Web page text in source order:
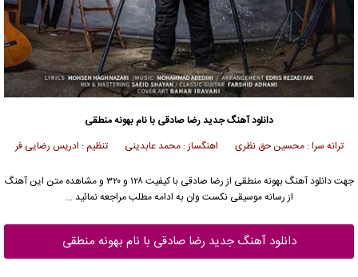
دانلود آهنگ جدیدرضا صادقی با نام بهونه منطقی
ترانه سرا : محسین حق نظری اهنگساز : محمد عابدینی تنظیم : ادریس رضایی فر
جهت دانلود آهنگ بهونه منطقی از رضا صادقی
با کیفیت ۱۲۸ و ۳۲۰ و مشاهده متن این آهنگ
از رسانه موسیقی نکست وان به ادامه مطلب مراجعه نمائید …
دانلود آهنگ جدید رضا صادقی با نام بهونه منطقی